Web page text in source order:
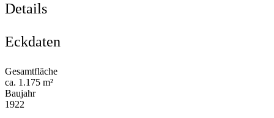
Details
Eckdaten
Gesamtfläche
ca. 1.175 m²
Baujahr
1922